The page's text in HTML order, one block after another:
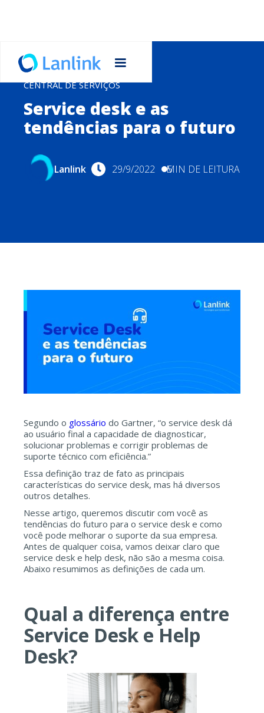
CENTRAL DE SERVIÇOS
Service desk e as
tendências para o futuro
Lanlink 29/9/2022 5
MIN DE LEITURA
Segundo o glossário do Gartner, “o service desk dá
ao usuário final a capacidade de diagnosticar,
solucionar problemas e corrigir problemas de
suporte técnico com eficiência.”
Essa definição traz de fato as principais
características do service desk, mas há diversos
outros detalhes.
Nesse artigo, queremos discutir com você as
tendências do futuro para o service desk e como
você pode melhorar o suporte da sua empresa.
Antes de qualquer coisa, vamos deixar claro que
service desk e help desk, não são a mesma coisa.
Abaixo resumimos as definições de cada um.
Qual a diferença entre
Service Desk e Help
Desk?